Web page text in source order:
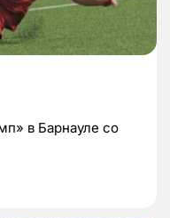
в Барнауле со